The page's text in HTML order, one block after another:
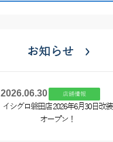
お知らせ
2026.06.30 店舗情報
イシグロ磐田店 2026年6月30日改装
オープン！